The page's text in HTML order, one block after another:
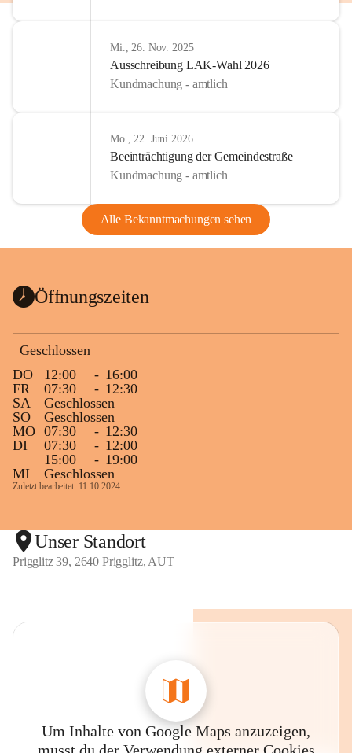
Mi., 26. Nov. 2025
Ausschreibung LAK-Wahl 2026
Kundmachung - amtlich
Mo., 22. Juni 2026
Beeinträchtigung der Gemeindestraße
Kundmachung - amtlich
Alle Bekanntmachungen sehen
Öffnungszeiten
Geschlossen
DO
12:00 - 16:00
FR
07:30 - 12:30
SA
Geschlossen
SO
Geschlossen
MO 07:30 - 12:30
DI
07:30 - 12:00
15:00
- 19:00
MI
Geschlossen
Zuletzt bearbeitet: 11.10.2024
Unser Standort
Prigglitz 39, 2640 Prigglitz, AUT
Um Inhalte von Google Maps anzuzeigen,